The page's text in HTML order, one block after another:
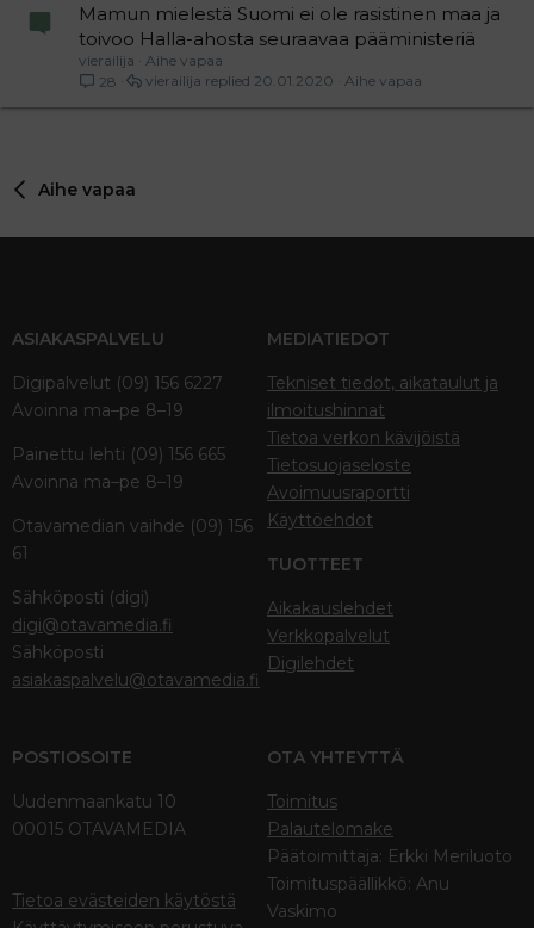
Mamun mielestä Suomi ei ole rasistinen maa ja
toivoo Halla-ahosta seuraavaa pääministeriä
vierailija
Aihe vapaa
28
Aihe vapaa
20.01.2020
vierailija
Aihe vapaa
ASIAKASPALVELU
Digipalvelut (09) 156 6227
Avoinna ma–pe 8–19
Painettu lehti (09) 156 665
Avoinna ma–pe 8–19
Otavamedian vaihde (09) 156
61
Sähköposti (digi)
digi@otavamedia.fi
Sähköposti
asiakaspalvelu@otavamedia.fi
MEDIATIEDOT
Tekniset tiedot, aikataulut ja
ilmoitushinnat
Tietoa verkon kävijöistä
Tietosuojaseloste
Avoimuusraportti
Käyttöehdot
TUOTTEET
Aikakauslehdet
Verkkopalvelut
Digilehdet
POSTIOSOITE
Uudenmaankatu 10
00015 OTAVAMEDIA
Tietoa evästeiden käytöstä
OTA YHTEYTTÄ
Toimitus
Palautelomake
Päätoimittaja: Erkki Meriluoto
Toimituspäällikkö: Anu
Vaskimo